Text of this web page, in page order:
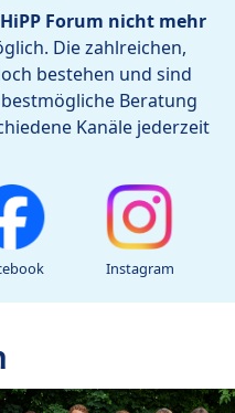
Forum nicht mehr
Die zahlreichen,
bestehen und sind
Beratung
Kanäle jederzeit
Instagram